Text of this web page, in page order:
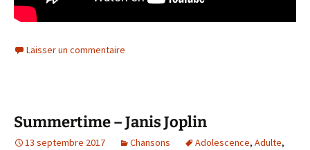
Laisser un commentaire
Summertime – Janis Joplin
13 septembre 2017 Chansons Adolescence, Adulte,